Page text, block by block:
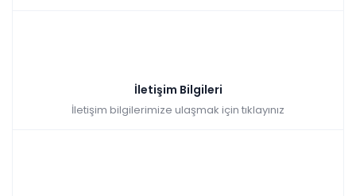
İletişim Bilgileri
İletişim bilgilerimize ulaşmak için tıklayınız